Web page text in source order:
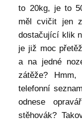
to 20kg, je to
měl cvičit jen
dostačující klik
je již moc
a na jedné
zátěže?
telefonní
odnese
stěhovák?